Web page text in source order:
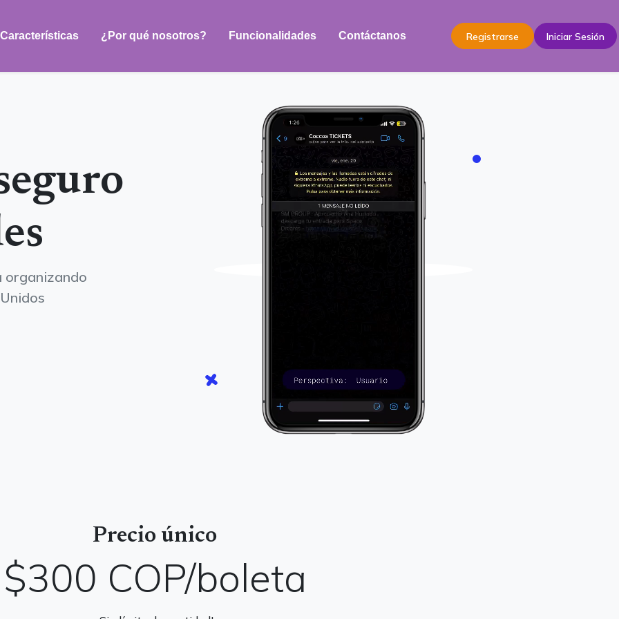
Características ¿Por qué nosotros? Funcionalidades Contáctanos Registrarse Iniciar Sesión
organizando
Precio único
$300 COP/boleta